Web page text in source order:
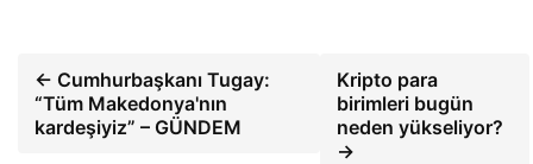
← Cumhurbaşkanı Tugay:
“Tüm Makedonya'nın
kardeşiyiz” – GÜNDEM
Kripto para
birimleri bugün
neden yükseliyor?
→